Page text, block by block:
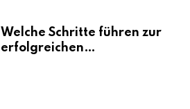
Welche Schritte führen zur
erfolgreichen